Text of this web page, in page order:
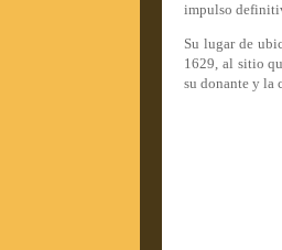
impulso
Su lugar de
1629, al sitio
su donante y la